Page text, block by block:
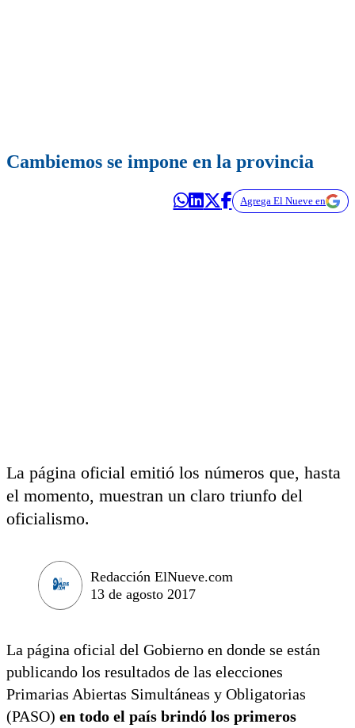
Cambiemos se impone en la provincia
Agrega El Nueve en
La página oficial emitió los números que, hasta
el momento, muestran un claro triunfo del
oficialismo.
Redacción ElNueve.com
13 de agosto 2017
La página oficial del Gobierno en donde se están
publicando los resultados de las elecciones
Primarias Abiertas Simultáneas y Obligatorias
(PASO) en todo el país brindó los primeros